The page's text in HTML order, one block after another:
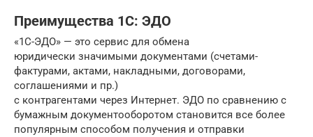
Преимущества 1C: ЭДО
«1С-ЭДО» — это сервис для обмена
юридически значимыми документами (счетами-
фактурами, актами, накладными, договорами,
соглашениями и пр.)
с контрагентами через Интернет. ЭДО по сравнению с
бумажным документооборотом становится все более
популярным способом получения и отправки